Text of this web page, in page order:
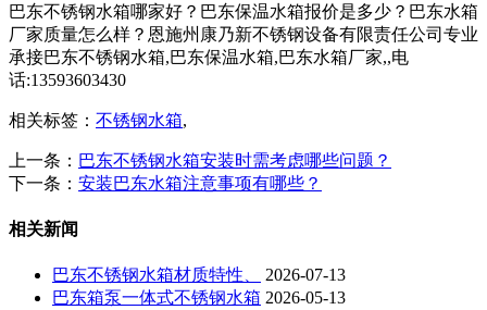
巴东不锈钢水箱哪家好？巴东保温水箱报价是多少？巴东水箱
厂家质量怎么样？恩施州康乃新不锈钢设备有限责任公司专业
承接巴东不锈钢水箱,巴东保温水箱,巴东水箱厂家,,电
话:13593603430
相关标签： 不锈钢水箱,
上一条： 巴东不锈钢水箱安装时需考虑哪些问题？
下一条： 安装巴东水箱注意事项有哪些？
相关新闻
巴东不锈钢水箱材质特性、
2026-07-13
巴东箱泵一体式不锈钢水箱 2026-05-13